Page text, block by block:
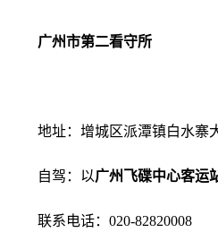
广州市第二看守所
地址：增城区派潭镇白水寨
自驾：以广州飞碟中心客运
联系电话：020-82820008